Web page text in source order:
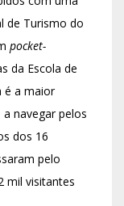
de Turismo do
pocket-
da Escola de
é a maior
navegar pelos
dos 16
pelo
mil visitantes